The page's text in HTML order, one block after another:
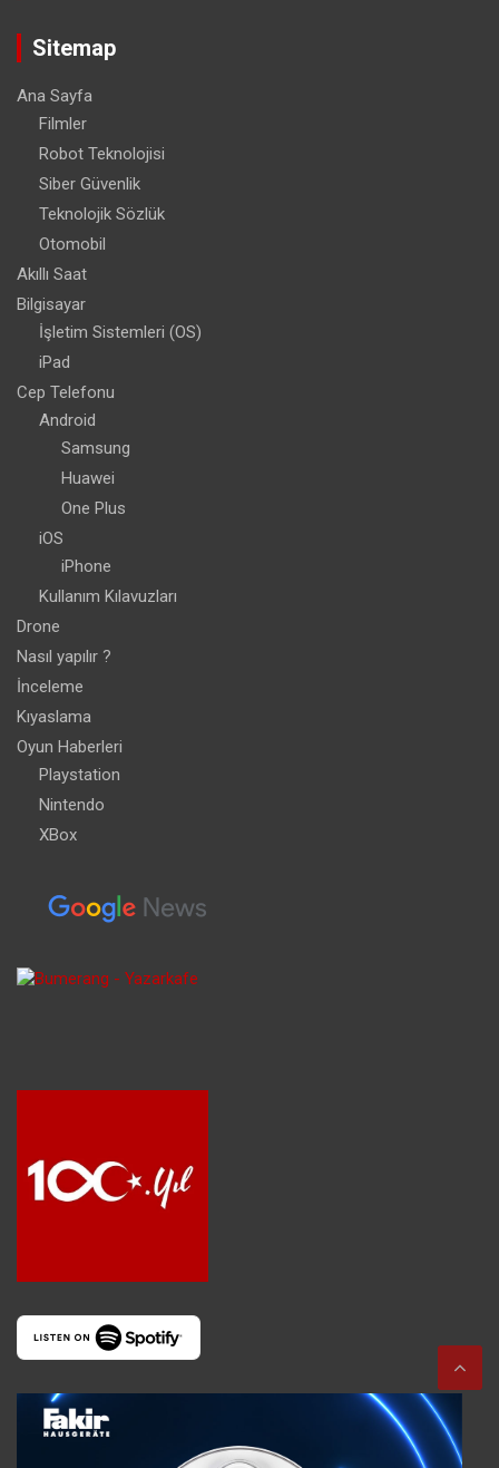
Sitemap
Ana Sayfa
Filmler
Robot Teknolojisi
Siber Güvenlik
Teknolojik Sözlük
Otomobil
Akıllı Saat
Bilgisayar
İşletim Sistemleri (OS)
iPad
Cep Telefonu
Android
Samsung
Huawei
One Plus
iOS
iPhone
Kullanım Kılavuzları
Drone
Nasıl yapılır ?
İnceleme
Kıyaslama
Oyun Haberleri
Playstation
Nintendo
XBox